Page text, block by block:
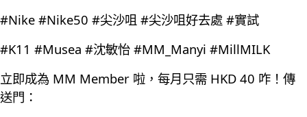
#Nike #Nike50 #尖沙咀 #尖沙咀好去處 #實試
#K11 #Musea #沈敏怡 #MM_Manyi #MillMILK
立即成為 MM Member 啦，每月只需 HKD 40 咋！傳
送門：